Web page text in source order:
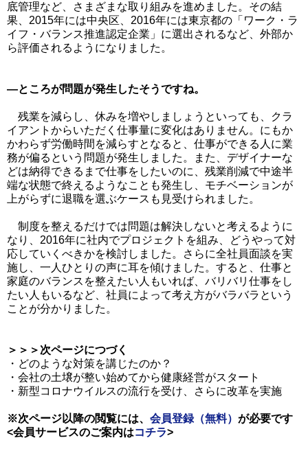
底管理など、さまざまな取り組みを進めました。その結
果、2015年には中央区、2016年には東京都の「ワーク・ラ
イフ・バランス推進認定企業」に選出されるなど、外部か
ら評価されるようになりました。
―ところが問題が発生したそうですね。
残業を減らし、休みを増やしましょうといっても、クラ
イアントからいただく仕事量に変化はありません。にもか
かわらず労働時間を減らすとなると、仕事ができる人に業
務が偏るという問題が発生しました。また、デザイナーな
どは納得できるまで仕事をしたいのに、残業削減で中途半
端な状態で終えるようなことも発生し、モチベーションが
上がらずに退職を選ぶケースも見受けられました。
制度を整えるだけでは問題は解決しないと考えるように
なり、2016年に社内でプロジェクトを組み、どうやって対
応していくべきかを検討しました。さらに全社員面談を実
施し、一人ひとりの声に耳を傾けました。すると、仕事と
家庭のバランスを整えたい人もいれば、バリバリ仕事をし
たい人もいるなど、社員によって考え方がバラバラという
ことが分かりました。
＞＞＞次ページにつづく
・どのような対策を講じたのか？
・会社の土壌が整い始めてから健康経営がスタート
・新型コロナウイルスの流行を受け、さらに改革を実施
※次ページ以降の閲覧には、 会員登録（無料） が必要です
<会員サービスのご案内はコチラ>